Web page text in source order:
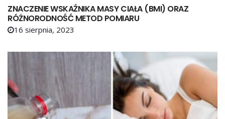
ZNACZENIE WSKAŹNIKA MASY CIAŁA (BMI) ORAZ
RÓŻNORODNOŚĆ METOD POMIARU
16 sierpnia, 2023